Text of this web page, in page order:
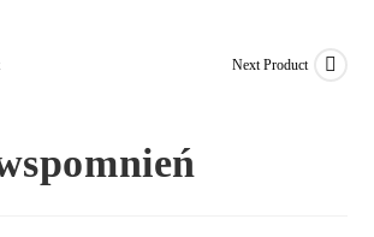
Next Product